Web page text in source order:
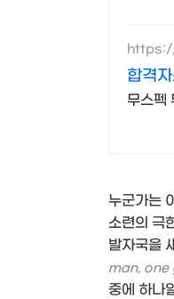
합격
무스펙
누군가는
소련의 극
발자국을
man,
중에 하나